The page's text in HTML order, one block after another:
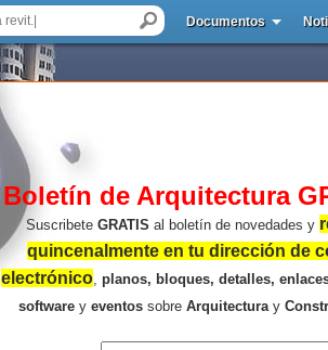
Documentos
Noticias de Arquitectura : Hiramoto
Boletín de Arquitectura
Suscribete GRATIS al boletín de novedades y
quincenalmente en tu dirección de
electrónico, planos, bloques, detalles,
softwarey eventossobre Arquitecturay